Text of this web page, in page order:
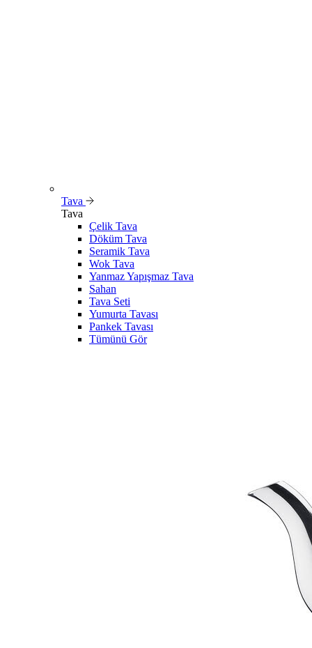
Tava
Tava
Çelik Tava
Döküm Tava
Seramik Tava
Wok Tava
Yanmaz Yapışmaz Tava
Sahan
Tava Seti
Yumurta Tavası
Pankek Tavası
Tümünü Gör